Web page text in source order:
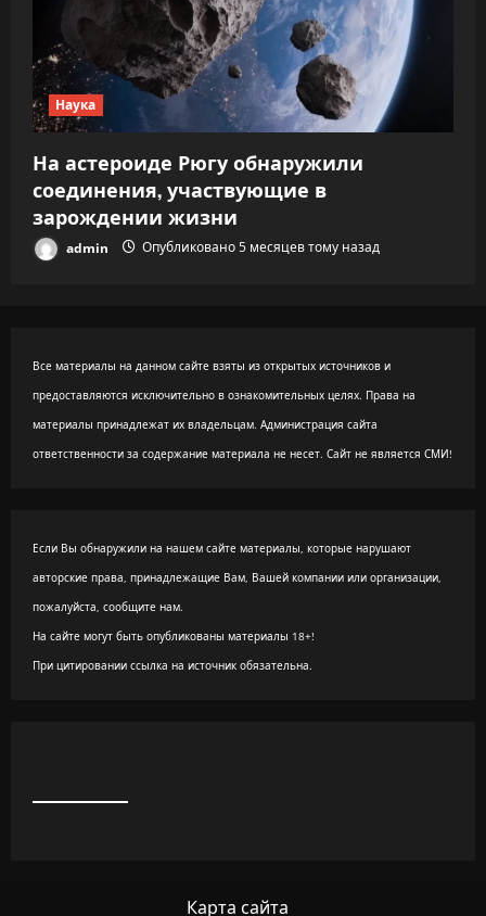
Наука
На астероиде Рюгу обнаружили
соединения, участвующие в
зарождении жизни
admin Опубликовано 5 месяцев тому назад
Все материалы на данном сайте взяты из открытых источников и
предоставляются исключительно в ознакомительных целях. Права на
материалы принадлежат их владельцам. Администрация сайта
ответственности за содержание материала не несет. Сайт не является СМИ!
Если Вы обнаружили на нашем сайте материалы, которые нарушают
авторские права, принадлежащие Вам, Вашей компании или организации,
пожалуйста, сообщите нам.
На сайте могут быть опубликованы материалы 18+!
При цитировании ссылка на источник обязательна.
Карта сайта